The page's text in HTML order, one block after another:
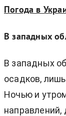
Погода в
В западных
В западных
осадков,
Ночью и